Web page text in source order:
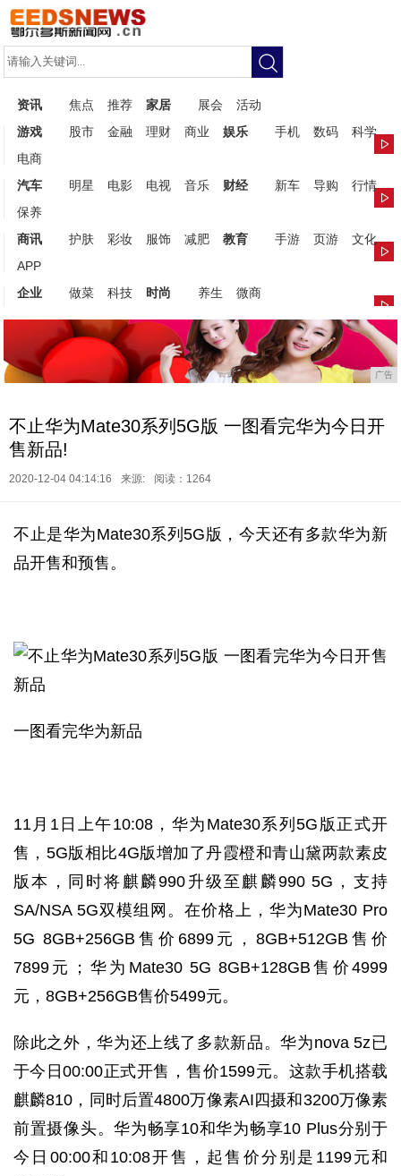
资讯 焦点 推荐 家居 展会
活动
游戏
股市 金融 理财 商业 娱乐 手机 数码
科学
电商
汽车
明星 电影 电视 音乐 财经 新车 导购
行情
保养
商讯
护肤 彩妆 服饰 减肥 教育 手游 页游
文化
APP
企业
做菜 科技 时尚 养生 微商
广告
不止华为Mate30系列5G版 一图看完华为今日开
售新品!
2020-12-04 04:14:16 来源: 阅读：1264
不止是华为Mate30系列5G版，今天还有多款华为新
品开售和预售。
一图看完华为新品
11月1日上午10:08，华为Mate30系列5G版正式开
售，5G版相比4G版增加了丹霞橙和青山黛两款素皮
版本，同时将麒麟990升级至麒麟990 5G，支持
SA/NSA 5G双模组网。在价格上，华为Mate30 Pro
5G 8GB+256GB售价6899元，8GB+512GB售价
7899元；华为Mate30 5G 8GB+128GB售价4999
元，8GB+256GB售价5499元。
除此之外，华为还上线了多款新品。华为nova 5z已
于今日00:00正式开售，售价1599元。这款手机搭载
麒麟810，同时后置4800万像素AI四摄和3200万像素
前置摄像头。华为畅享10和华为畅享10 Plus分别于
今日00:00和10:08开售，起售价分别是1199元和